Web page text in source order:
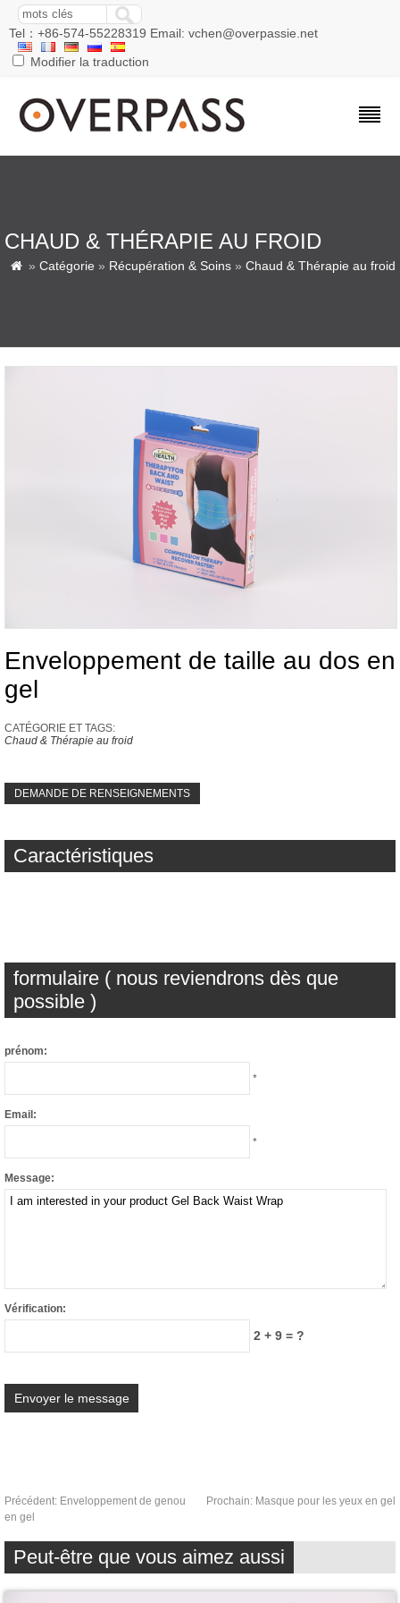
Tel：+86-574-55228319 Email: vchen@overpassie.net
Modifier la traduction
CHAUD & THÉRAPIE AU FROID
 » Catégorie » Récupération & Soins » Chaud & Thérapie au froid
Enveloppement de taille au dos en
gel
CATÉGORIE ET ​​TAGS:
Chaud & Thérapie au froid
DEMANDE DE RENSEIGNEMENTS
Caractéristiques
formulaire ( nous reviendrons dès que
possible )
prénom:
*
Email:
*
Message:
Vérification:
2 + 9 = ?
Précédent: Enveloppement de genou
en gel
Prochain: Masque pour les yeux en gel
Peut-être que vous aimez aussi